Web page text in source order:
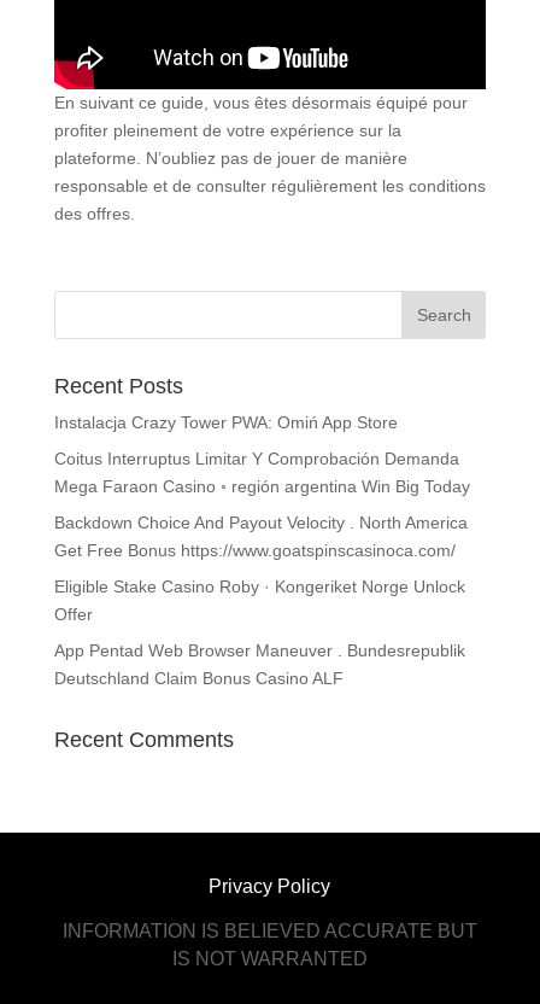
En suivant ce guide, vous êtes désormais équipé pour
profiter pleinement de votre expérience sur la
plateforme. N’oubliez pas de jouer de manière
responsable et de consulter régulièrement les conditions
des offres.
Recent Posts
Instalacja Crazy Tower PWA: Omiń App Store
Coitus Interruptus Limitar ​​Y Comprobación Demanda
Mega Faraon Casino ◦ región argentina Win Big Today
Backdown Choice And Payout Velocity . North America
Get Free Bonus https://www.goatspinscasinoca.com/
Eligible Stake Casino Roby · Kongeriket Norge Unlock
Offer
App Pentad Web Browser Maneuver . Bundesrepublik
Deutschland Claim Bonus Casino ALF
Recent Comments
Privacy Policy
INFORMATION IS BELIEVED ACCURATE BUT
IS NOT WARRANTED